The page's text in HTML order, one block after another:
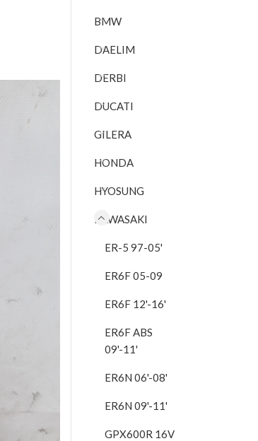
BMW
DAELIM
DERBI
DUCATI
GILERA
HONDA
HYOSUNG
KAWASAKI
ER-5 97-05'
ER6F 05-09
ER6F 12'-16'
ER6F ABS
09'-11'
ER6N 06'-08'
ER6N 09'-11'
GPX600R 16V